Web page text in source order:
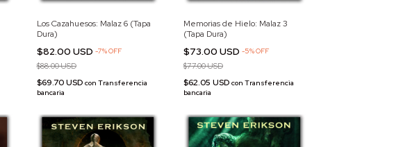
Los Cazahuesos: Malaz 6 (Tapa
Dura)
$82.00 USD -7%OFF
$88.00 USD
$69.70 USD con Transferencia
bancaria
Memorias de Hielo: Malaz 3
(Tapa Dura)
$73.00 USD -5%OFF
$77.00 USD
$62.05 USD con Transferencia
bancaria